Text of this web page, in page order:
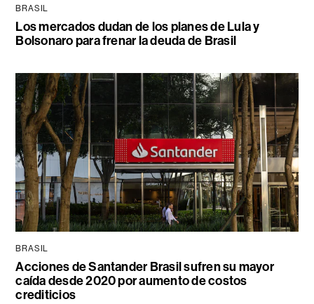
BRASIL
Los mercados dudan de los planes de Lula y
Bolsonaro para frenar la deuda de Brasil
BRASIL
Acciones de Santander Brasil sufren su mayor
caída desde 2020 por aumento de costos
crediticios